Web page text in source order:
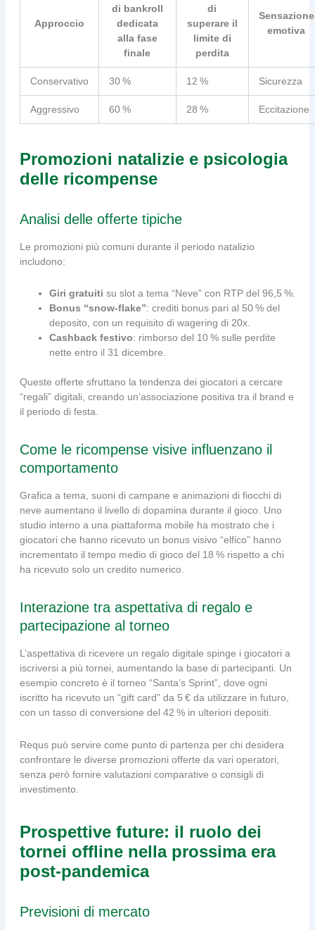
Approccio
di bankroll
dedicata
alla fase
finale
di
superare il
limite di
perdita
Sensazione
emotiva
Conservativo 30 % 12 % Sicurezza
Aggressivo 60 % 28 % Eccitazione
Promozioni natalizie e psicologia
delle ricompense
Analisi delle offerte tipiche
Le promozioni più comuni durante il periodo natalizio
includono:
Giri gratuiti su slot a tema “Neve” con RTP del 96,5 %.
Bonus “snow‑flake”: crediti bonus pari al 50 % del
deposito, con un requisito di wagering di 20x.
Cashback festivo: rimborso del 10 % sulle perdite
nette entro il 31 dicembre.
Queste offerte sfruttano la tendenza dei giocatori a cercare
“regali” digitali, creando un’associazione positiva tra il brand e
il periodo di festa.
Come le ricompense visive influenzano il
comportamento
Grafica a tema, suoni di campane e animazioni di fiocchi di
neve aumentano il livello di dopamina durante il gioco. Uno
studio interno a una piattaforma mobile ha mostrato che i
giocatori che hanno ricevuto un bonus visivo “elfico” hanno
incrementato il tempo medio di gioco del 18 % rispetto a chi
ha ricevuto solo un credito numerico.
Interazione tra aspettativa di regalo e
partecipazione al torneo
L’aspettativa di ricevere un regalo digitale spinge i giocatori a
iscriversi a più tornei, aumentando la base di partecipanti. Un
esempio concreto è il torneo “Santa’s Sprint”, dove ogni
iscritto ha ricevuto un “gift card” da 5 € da utilizzare in futuro,
con un tasso di conversione del 42 % in ulteriori depositi.
Requs può servire come punto di partenza per chi desidera
confrontare le diverse promozioni offerte da vari operatori,
senza però fornire valutazioni comparative o consigli di
investimento.
Prospettive future: il ruolo dei
tornei offline nella prossima era
post‑pandemica
Previsioni di mercato